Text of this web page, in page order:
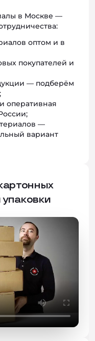
в Москве —
оптом и в
покупателей и
— подберём
оперативная
—
вариант